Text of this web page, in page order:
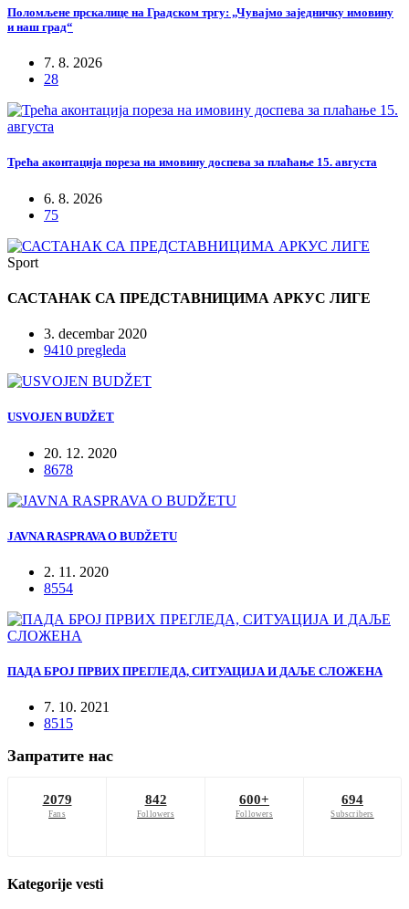
Поломљене прскалице на Градском тргу: „Чувајмо заједничку имовину
и наш град“
7. 8. 2026
28
Трећа аконтација пореза на имовину доспева за плаћање 15. августа
6. 8. 2026
75
Sport
САСТАНАК СА ПРЕДСТАВНИЦИМА АРКУС ЛИГЕ
3. decembar 2020
9410 pregleda
USVOJEN BUDŽET
20. 12. 2020
8678
JAVNA RASPRAVA O BUDŽETU
2. 11. 2020
8554
ПАДА БРОЈ ПРВИХ ПРЕГЛЕДА, СИТУАЦИЈА И ДАЉЕ СЛОЖЕНА
7. 10. 2021
8515
Запратите нас
2079
Fans
842
Followers
600+
Followers
694
Subscribers
Kategorije vesti